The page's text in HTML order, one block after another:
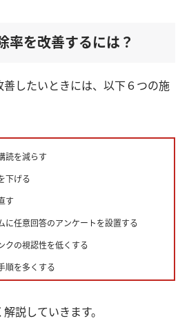
率を改善するには？
善したいときには、以下６つの施
読を減らす
下げる
す
に任意回答のアンケートを設置する
クの視認性を低くする
順を多くする
説していきます。